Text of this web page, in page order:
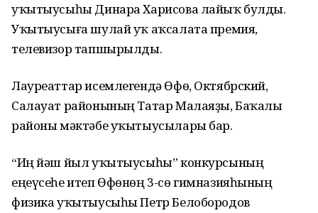
уҡытыусыһы Динара Харисова лайыҡ булды.
Уҡытыусыға шулай уҡ аҡсалата премия,
телевизор тапшырылды.
Лауреаттар исемлегендә Өфө, Октябрский,
Салауат районының Татар Малаяҙы, Баҡалы
районы мәктәбе уҡытыусылары бар.
“Иң йәш йыл уҡытыусыһы” конкурсының
еңеүсеһе итеп Өфөнөң 3-сө гимназияһының
физика уҡытыусыһы Петр Белобородов